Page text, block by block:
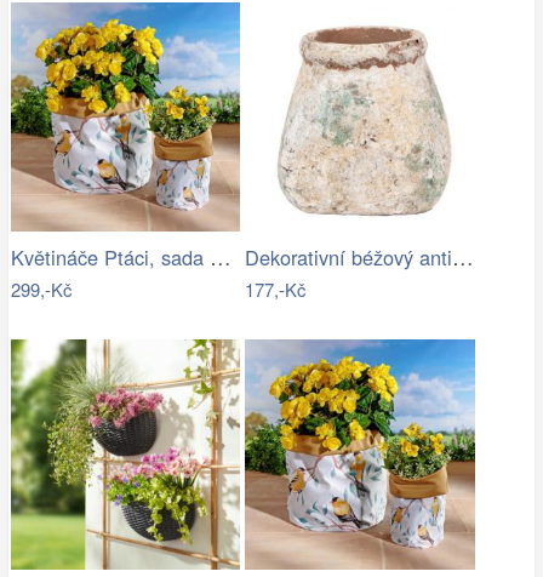
Květináče Ptáci, sada 2 ks
299,-Kč
Dekorativní béžový antik terakotový…
177,-Kč